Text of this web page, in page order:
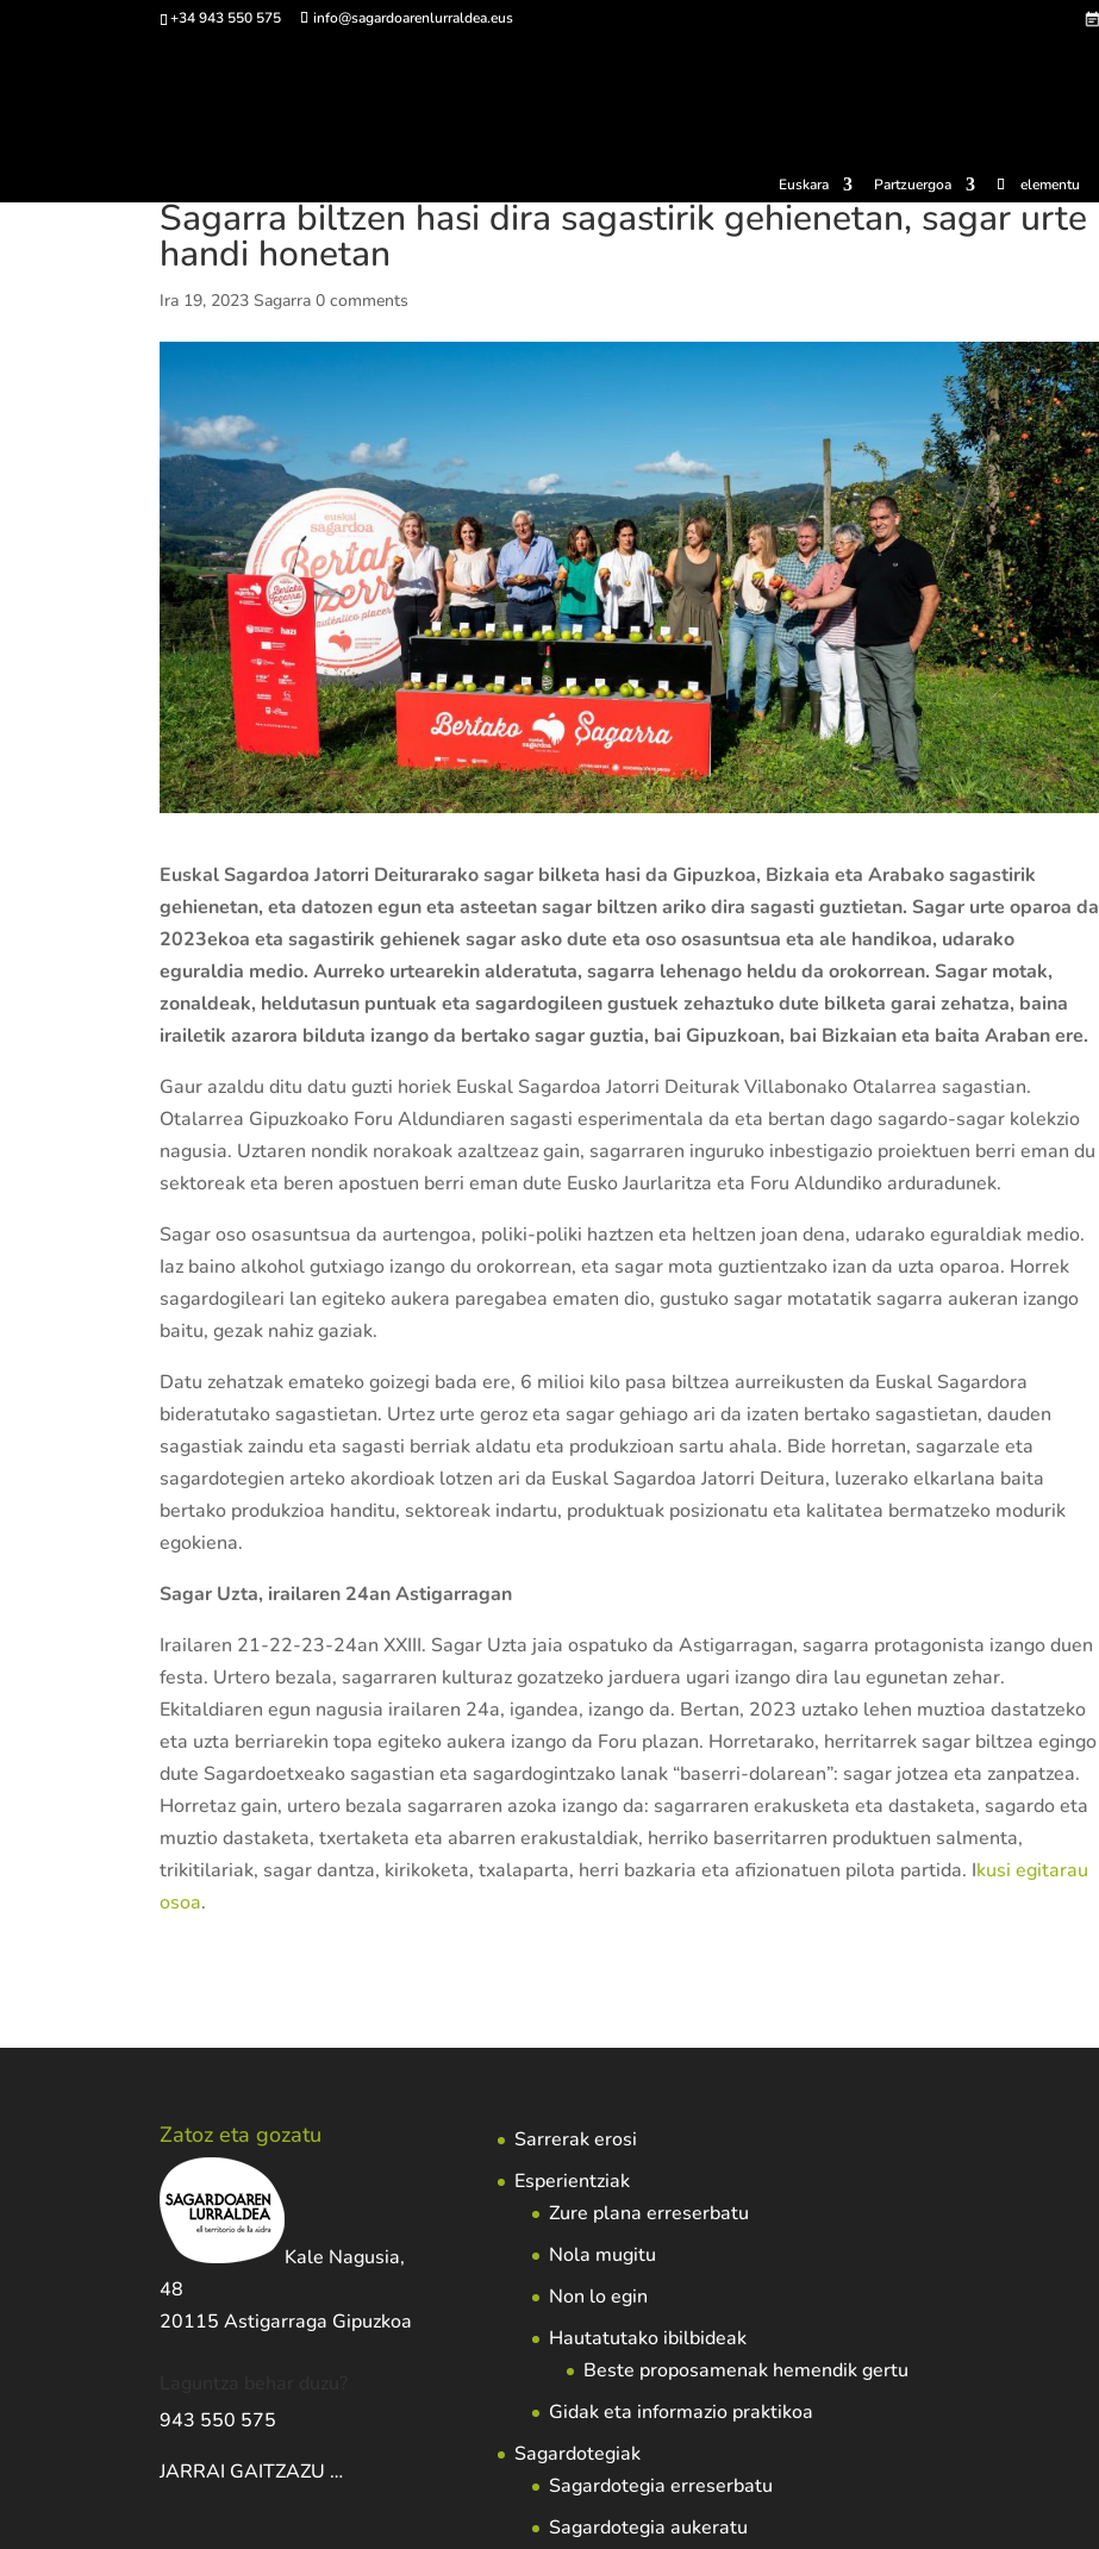
+34 943 550 575 info@sagardoarenlurraldea.eus
Euskara Partzuergoa elementu
Sagarra biltzen hasi dira sagastirik gehienetan, sagar urte
handi honetan
Ira 19, 2023 Sagarra 0 comments
Euskal Sagardoa Jatorri Deiturarako sagar bilketa hasi da Gipuzkoa, Bizkaia etaArabako sagastirik
gehienetan, eta datozen egun eta asteetan sagar biltzen ariko dirasagasti guztietan. Sagar urte oparoa da
2023ekoa eta sagastirik gehienek sagar askodute eta oso osasuntsua eta ale handikoa, udarako
eguraldia medio. Aurreko urtearekin alderatuta, sagarra lehenago heldu da orokorrean. Sagar motak,
zonaldeak, heldutasun puntuak eta sagardogileen gustuek zehaztuko dute bilketagarai zehatza, baina
irailetik azarora bilduta izango da bertako sagar guztia, bai Gipuzkoan, bai Bizkaian eta baita Araban ere.
Gaur azaldu ditu datu guzti horiek Euskal Sagardoa Jatorri Deiturak Villabonako Otalarrea sagastian.
Otalarrea Gipuzkoako Foru Aldundiaren sagasti esperimentala da eta bertan dago sagardo-sagar kolekzio
nagusia. Uztaren nondik norakoak azaltzeaz gain, sagarraren inguruko inbestigazio proiektuen berri eman du
sektoreak eta beren apostuen berri eman dute Eusko Jaurlaritza eta Foru Aldundiko arduradunek.
Sagar oso osasuntsua da aurtengoa, poliki-poliki haztzen eta heltzen joan dena, udarako eguraldiak medio.
Iaz baino alkohol gutxiago izango du orokorrean, eta sagar mota guztientzako izan da uzta oparoa. Horrek
sagardogileari lan egiteko aukera paregabea ematen dio, gustuko sagar motatatik sagarra aukeran izango
baitu, gezak nahiz gaziak.
Datu zehatzak emateko goizegi bada ere, 6 milioi kilo pasa biltzea aurreikusten da Euskal Sagardora
bideratutako sagastietan. Urtez urte geroz eta sagar gehiago ari da izaten bertako sagastietan, dauden
sagastiak zaindu eta sagasti berriak aldatu eta produkzioan sartu ahala. Bide horretan, sagarzale eta
sagardotegien arteko akordioak lotzen ari da Euskal Sagardoa Jatorri Deitura, luzerako elkarlana baita
bertako produkzioa handitu, sektoreak indartu, produktuak posizionatu eta kalitatea bermatzeko modurik
egokiena.
Sagar Uzta, irailaren 24an Astigarragan
Irailaren 21-22-23-24an XXIII. Sagar Uzta jaia ospatuko da Astigarragan, sagarra protagonista izango duen
festa. Urtero bezala, sagarraren kulturaz gozatzeko jarduera ugari izango dira lau egunetan zehar.
Ekitaldiaren egun nagusia irailaren 24a, igandea, izango da. Bertan, 2023 uztako lehen muztioa dastatzeko
eta uzta berriarekin topa egiteko aukera izango da Foru plazan. Horretarako, herritarrek sagar biltzea egingo
dute Sagardoetxeako sagastian eta sagardogintzako lanak “baserri-dolarean”: sagar jotzea eta zanpatzea.
Horretaz gain, urtero bezala sagarraren azoka izango da: sagarraren erakusketa eta dastaketa, sagardo eta
muztio dastaketa, txertaketa eta abarren erakustaldiak, herriko baserritarren produktuen salmenta,
trikitilariak, sagar dantza, kirikoketa, txalaparta, herri bazkaria eta afizionatuen pilota partida. Ikusi egitarau
osoa.
Zatoz eta gozatu
Kale Nagusia,
48
20115 Astigarraga Gipuzkoa
943 550 575
JARRAI GAITZAZU …
Sarrerak erosi
Esperientziak
Zure plana erreserbatu
Nola mugitu
Non lo egin
Hautatutako ibilbideak
Beste proposamenak hemendik gertu
Gidak eta informazio praktikoa
Sagardotegiak
Sagardotegia erreserbatu
Sagardotegia aukeratu